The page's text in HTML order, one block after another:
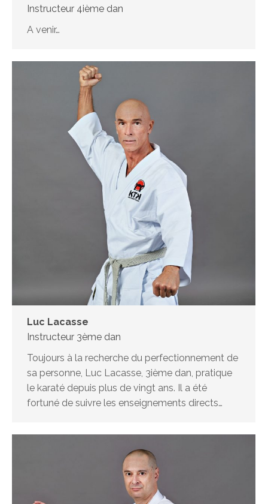
Instructeur 4ième dan
A venir…
Luc Lacasse
Instructeur 3ème dan
Toujours à la recherche du perfectionnement de
sa personne, Luc Lacasse, 3ième dan, pratique
le karaté depuis plus de vingt ans. Il a été
fortuné de suivre les enseignements directs…